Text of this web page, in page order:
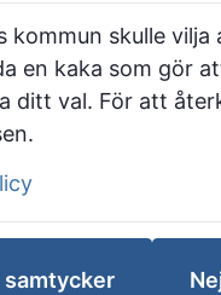
utom
av
kommun skulle
en kaka som gör
ditt val. För att
samtycker